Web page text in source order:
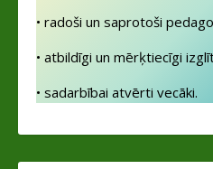
• radoši un saprotoši
• atbildīgi un mērķtiecīgi
• sadarbībai atvērti vecāki.